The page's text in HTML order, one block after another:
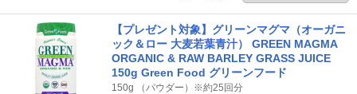
【プレゼント対象】グリーンマグマ（オーガニ
ック＆ロー 大麦若葉青汁） GREEN MAGMA
ORGANIC & RAW BARLEY GRASS JUICE
150g Green Food グリーンフード
150g （パウダー）※約25回分